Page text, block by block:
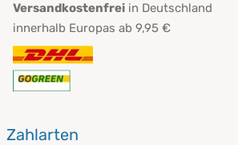
Versandkostenfrei in Deutschland
innerhalb Europas ab 9,95 €
Zahlarten